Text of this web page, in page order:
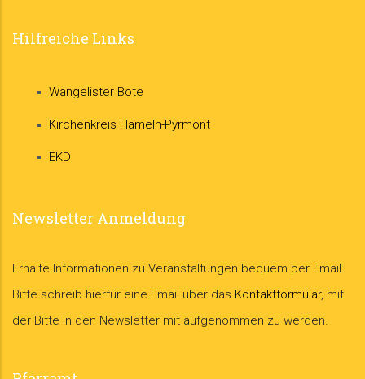
Hilfreiche Links
Wangelister Bote
Kirchenkreis Hameln-Pyrmont
EKD
Newsletter Anmeldung
Erhalte Informationen zu Veranstaltungen bequem per Email.
Bitte schreib hierfür eine Email über das Kontaktformular, mit
der Bitte in den Newsletter mit aufgenommen zu werden.